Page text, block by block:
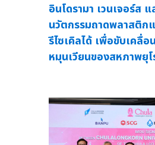
อินโดรามา เวนเจอร์ส
นวัตกรรมถาดพลาสติก
รีไซเคิลได้ เพื่อขับเคลื่
หมุนเวียนของสหภาพยุโ